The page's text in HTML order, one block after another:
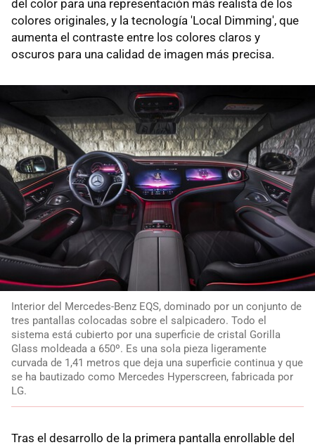
del color para una representación más realista de los
colores originales, y la tecnología 'Local Dimming', que
aumenta el contraste entre los colores claros y
oscuros para una calidad de imagen más precisa.
Interior del Mercedes-Benz EQS, dominado por un conjunto de
tres pantallas colocadas sobre el salpicadero. Todo el
sistema está cubierto por una superficie de cristal Gorilla
Glass moldeada a 650º. Es una sola pieza ligeramente
curvada de 1,41 metros que deja una superficie continua y que
se ha bautizado como Mercedes Hyperscreen, fabricada por
LG.
Tras el desarrollo de la primera pantalla enrollable del